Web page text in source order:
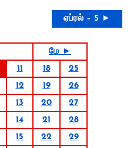
ஏப்ரல் – 5 ►
மே ►
11 18
25
12 19
26
13 20
27
14 21
28
15 22
29